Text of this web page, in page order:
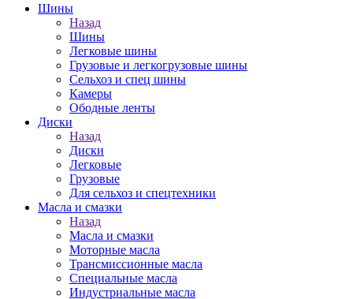
Шины
Назад
Шины
Легковые шины
Грузовые и легкогрузовые шины
Сельхоз и спец шины
Камеры
Ободные ленты
Диски
Назад
Диски
Легковые
Грузовые
Для сельхоз и спецтехники
Масла и смазки
Назад
Масла и смазки
Моторные масла
Трансмиссионные масла
Специальные масла
Индустриальные масла